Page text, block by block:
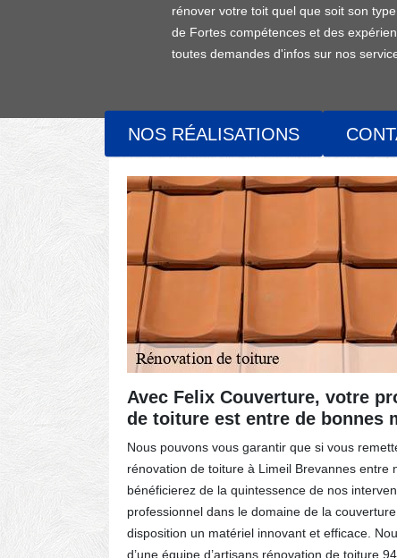
NOS RÉALISATIONS
rénover votre toit quel que soit son
de Fortes compétences et des
toutes demandes d'infos sur nos
faire
Avec Felix Couverture, votre
de toiture est entre de bonnes
Nous pouvons vous garantir que si vous
rénovation de toiture à Limeil Brevannes entre
bénéficierez de la quintessence de nos
professionnel dans le domaine de la
disposition un matériel innovant et efficace.
d’une équipe d’artisans rénovation de toiture